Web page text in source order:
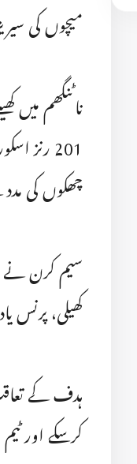
میچوں کی
چھکوں کی
کھیلی، پرنس
ہدف کے
کرسکے اور ٹیم 12ویں اوور میں صرف 76 رنز بناکر آؤٹ ہوگئی۔